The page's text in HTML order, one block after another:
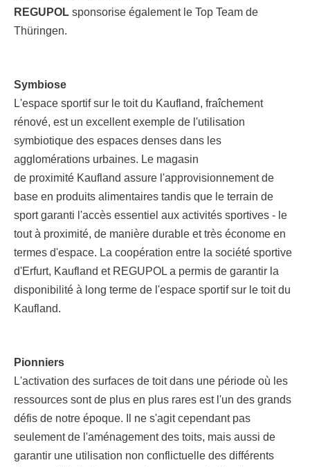
REGUPOL sponsorise également le Top Team de
Thüringen.
Symbiose
L'espace sportif sur le toit du Kaufland, fraîchement
rénové, est un excellent exemple de l'utilisation
symbiotique des espaces denses dans les
agglomérations urbaines. Le magasin
de proximité Kaufland assure l'approvisionnement de
base en produits alimentaires tandis que le terrain de
sport garanti l'accès essentiel aux activités sportives - le
tout à proximité, de manière durable et très économe en
termes d'espace. La coopération entre la société sportive
d'Erfurt, Kaufland et REGUPOL a permis de garantir la
disponibilité à long terme de l'espace sportif sur le toit du
Kaufland.
Pionniers
L'activation des surfaces de toit dans une période où les
ressources sont de plus en plus rares est l'un des grands
défis de notre époque. Il ne s'agit cependant pas
seulement de l'aménagement des toits, mais aussi de
garantir une utilisation non conflictuelle des différents